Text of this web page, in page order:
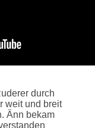
durch
weit und breit
Änn bekam